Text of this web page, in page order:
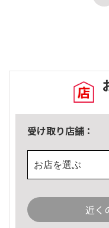
受け取り店舗：
お店を選ぶ
近く